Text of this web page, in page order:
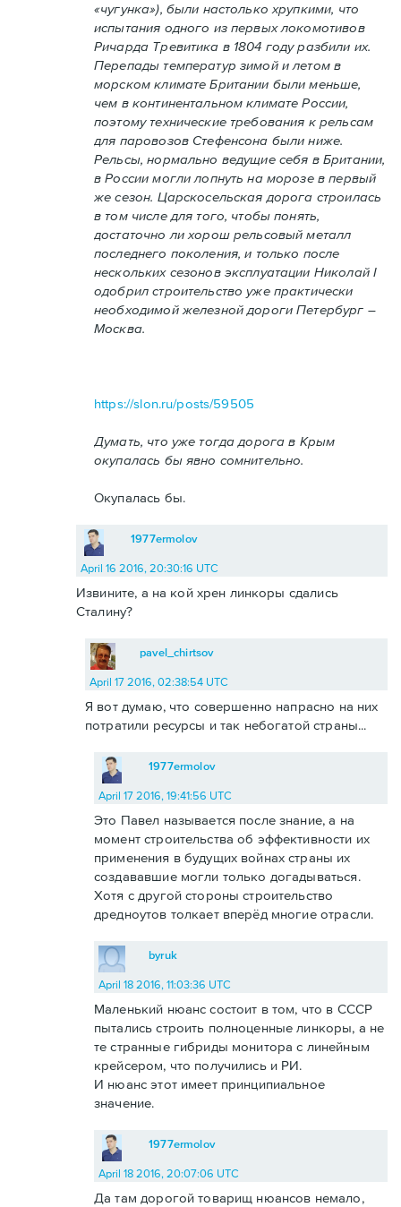
«чугунка»), были настолько хрупкими, что
испытания одного из первых локомотивов
Ричарда Тревитика в 1804 году разбили их.
Перепады температур зимой и летом в
морском климате Британии были меньше,
чем в континентальном климате России,
поэтому технические требования к рельсам
для паровозов Стефенсона были ниже.
Рельсы, нормально ведущие себя в Британии,
в России могли лопнуть на морозе в первый
же сезон. Царскосельская дорога строилась
в том числе для того, чтобы понять,
достаточно ли хорош рельсовый металл
последнего поколения, и только после
нескольких сезонов эксплуатации Николай I
одобрил строительство уже практически
необходимой железной дороги Петербург –
Москва.
https://slon.ru/posts/59505
Думать, что уже тогда дорога в Крым
окупалась бы явно сомнительно.
Окупалась бы.
1977ermolov
April 16 2016, 20:30:16 UTC
Извините, а на кой хрен линкоры сдались
Сталину?
pavel_chirtsov
April 17 2016, 02:38:54 UTC
Я вот думаю, что совершенно напрасно на них
потратили ресурсы и так небогатой страны...
1977ermolov
April 17 2016, 19:41:56 UTC
Это Павел называется после знание, а на
момент строительства об эффективности их
применения в будущих войнах страны их
создававшие могли только догадываться.
Хотя с другой стороны строительство
дредноутов толкает вперёд многие отрасли.
byruk
April 18 2016, 11:03:36 UTC
Маленький нюанс состоит в том, что в СССР
пытались строить полноценные линкоры, а не
те странные гибриды монитора с линейным
крейсером, что получились и РИ.
И нюанс этот имеет принципиальное
значение.
1977ermolov
April 18 2016, 20:07:06 UTC
Да там дорогой товарищ нюансов немало,